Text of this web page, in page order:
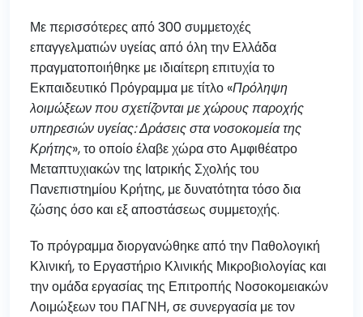
Με περισσότερες από 300 συμμετοχές
επαγγελματιών υγείας από όλη την Ελλάδα
πραγματοποιήθηκε με ιδιαίτερη επιτυχία το
Εκπαιδευτικό Πρόγραμμα με τίτλο «Πρόληψη
λοιμώξεων που σχετίζονται με χώρους παροχής
υπηρεσιών υγείας: Δράσεις στα νοσοκομεία της
Κρήτης», το οποίο έλαβε χώρα στο Αμφιθέατρο
Μεταπτυχιακών της Ιατρικής Σχολής του
Πανεπιστημίου Κρήτης, με δυνατότητα τόσο δια
ζώσης όσο και εξ αποστάσεως συμμετοχής.
Το πρόγραμμα διοργανώθηκε από την Παθολογική
Κλινική, το Εργαστήριο Κλινικής Μικροβιολογίας και
την ομάδα εργασίας της Επιτροπής Νοσοκομειακών
Λοιμώξεων του ΠΑΓΝΗ, σε συνεργασία με τον